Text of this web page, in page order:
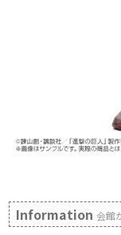
Information会館